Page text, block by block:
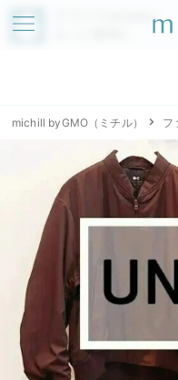
アプリでmichillが
michill byGMO（ミチル） フ